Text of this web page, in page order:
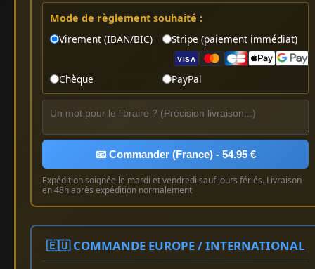
Mode de règlement souhaité :
Virement (IBAN/BIC)
Stripe (paiement immédiat)
VISA
Chèque PayPal
📧 Commander (France) - 54.95 €
Expédition soignée le mardi et vendredi sauf jours fériés. Livraison
en 48h après expédition normalement
🇪🇺 COMMANDE EUROPE / INTERNATIONAL